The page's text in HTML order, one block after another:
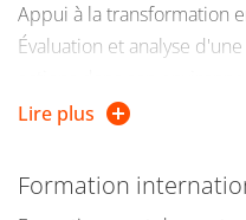
Appui à la transformation
Évaluation et analyse
fonctionnel et
Encadrement,
Lire plus
Formation